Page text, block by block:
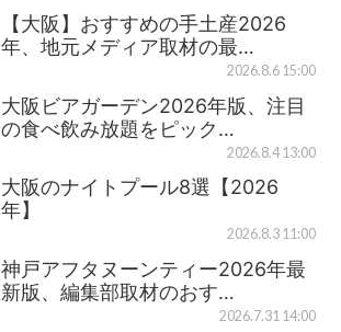
【大阪】おすすめの手土産2026
年、地元メディア取材の最…
2026.8.6 15:00
大阪ビアガーデン2026年版、注目
の食べ飲み放題をピック…
2026.8.4 13:00
大阪のナイトプール8選【2026
年】
2026.8.3 11:00
神戸アフタヌーンティー2026年最
新版、編集部取材のおす…
2026.7.31 14:00